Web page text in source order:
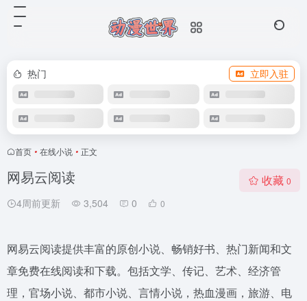
热门 立即入驻
首页 • 在线小说 • 正文
网易云阅读
4周前更新 3,504 0 0
收藏 0
网易云阅读提供丰富的原创小说、畅销好书、热门新闻和文
章免费在线阅读和下载。包括文学、传记、艺术、经济管
理，官场小说、都市小说、言情小说，热血漫画，旅游、电